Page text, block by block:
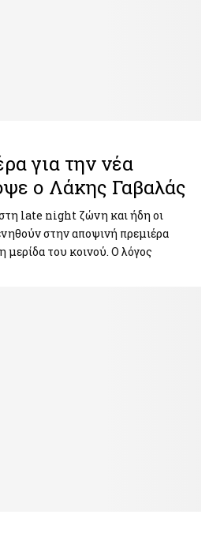
για την νέα
ο Λάκης Γαβαλάς
στη late night ζώνη και ήδη οι
στην αποψινή πρεμιέρα
μερίδα του κοινού. Ο λόγος